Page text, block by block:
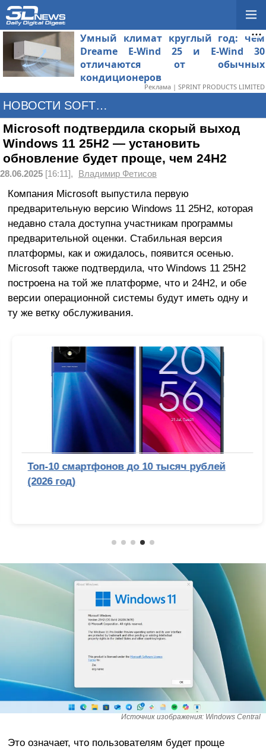
Умный климат круглый год: чем
Dreame E-Wind 25 и E-Wind 30
отличаются от обычных
кондиционеров
Реклама | SPRINT PRODUCTS LIMITED
НОВОСТИ SOFTWARE
Microsoft подтвердила скорый выход
Windows 11 25H2 — установить
обновление будет проще, чем 24H2
28.06.2025 [16:11], Владимир Фетисов
Компания Microsoft выпустила первую
предварительную версию Windows 11 25H2, которая
недавно стала доступна участникам программы
предварительной оценки. Стабильная версия
платформы, как и ожидалось, появится осенью.
Microsoft также подтвердила, что Windows 11 25H2
построена на той же платформе, что и 24H2, и обе
версии операционной системы будут иметь одну и
ту же ветку обслуживания.
Топ-10 смартфонов до 10 тысяч рублей
(2026 год)
Источник изображения: Windows Central
Это означает, что пользователям будет проще